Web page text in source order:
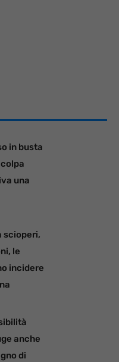
in busta
una
scioperi,
le
incidere
anche
di